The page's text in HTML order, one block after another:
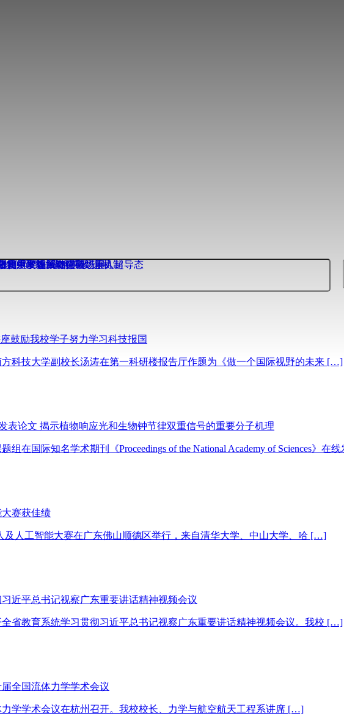
螺仪研究中取得重要进展
质组学领域取得新进展
究中取得关键突破
得重要进展
尺度下的“结伴扩散”新机制
物中发现新奇强磁场重入超导态
鼓励我校学子努力学习科技报国
方科技大学副校长汤涛在第一科研楼报告厅作题为《做一个国际视野的未来 […]
表论文 揭示植物响应光和生物钟节律双重信号的重要分子机理
在国际知名学术期刊《Proceedings of the National Academy of Sciences》在线
赛获佳绩
及人工智能大赛在广东佛山顺德区举行，来自清华大学、中山大学、哈 […]
近平总书记视察广东重要讲话精神视频会议
全省教育系统学习贯彻习近平总书记视察广东重要讲话精神视频会议。我校 […]
全国流体力学学术会议
力学学术会议在杭州召开。我校校长、力学与航空航天工程系讲席 […]